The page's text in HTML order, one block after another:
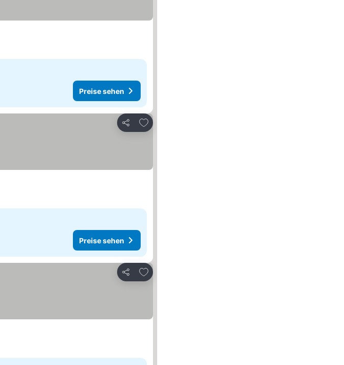
Preise sehen
Teilen
Zu Favoriten hinzufügen
Preise sehen
Teilen
Zu Favoriten hinzufügen